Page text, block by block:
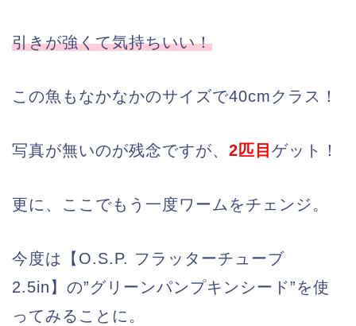
引きが強くて気持ちいい！
この魚もなかなかのサイズで40cmクラス！
写真が無いのが残念ですが、 2匹目 ゲット！
更に、ここでもう一度ワームをチェンジ。
今度は【O.S.P. フラッターチューブ
2.5in】の”グリーンパンプキンシード”を使
ってみることに。